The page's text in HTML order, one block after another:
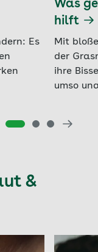
Es
Was
hilft
Mit
der
ihre
umso
&